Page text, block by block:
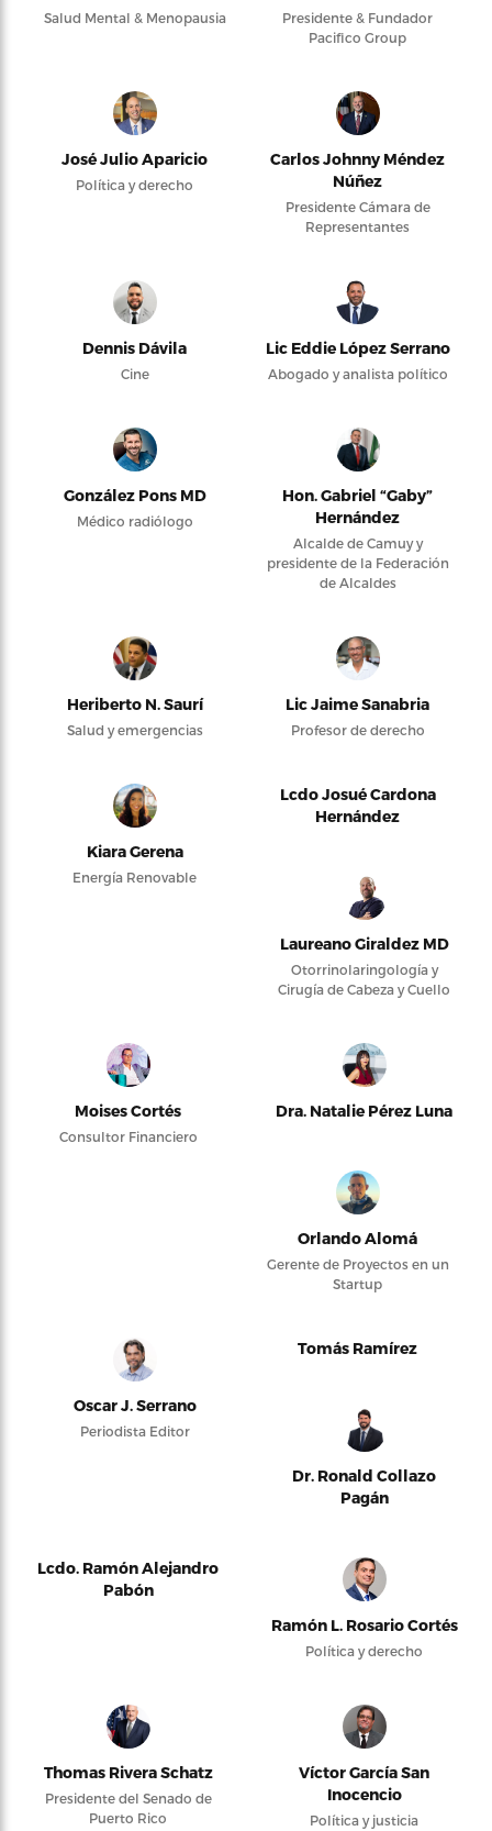
Salud Mental & Menopausia
Presidente & Fundador
Pacifico Group
José Julio Aparicio
Política y derecho
Carlos Johnny Méndez
Núñez
Presidente Cámara de
Representantes
Dennis Dávila
Cine
Lic Eddie López Serrano
Abogado y analista político
González Pons MD
Médico radiólogo
Hon. Gabriel “Gaby”
Hernández
Alcalde de Camuy y
presidente de la Federación
de Alcaldes
Heriberto N. Saurí
Salud y emergencias
Lic Jaime Sanabria
Profesor de derecho
Kiara Gerena
Energía Renovable
Lcdo Josué Cardona
Hernández
Laureano Giraldez MD
Otorrinolaringología y
Cirugía de Cabeza y Cuello
Moises Cortés
Consultor Financiero
Dra. Natalie Pérez Luna
Orlando Alomá
Gerente de Proyectos en un
Startup
Oscar J. Serrano
Periodista Editor
Tomás Ramírez
Dr. Ronald Collazo
Pagán
Lcdo. Ramón Alejandro
Pabón
Ramón L. Rosario Cortés
Política y derecho
Thomas Rivera Schatz
Presidente del Senado de
Puerto Rico
Víctor García San
Inocencio
Política y justicia